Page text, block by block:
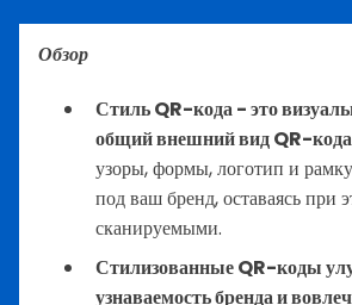
Обзор
Стиль QR-кода - это
общий внешний вид QR-
узоры, формы, логотип и
под ваш бренд, оставаясь при
сканируемыми.
Стилизованные QR-коды
узнаваемость бренда и